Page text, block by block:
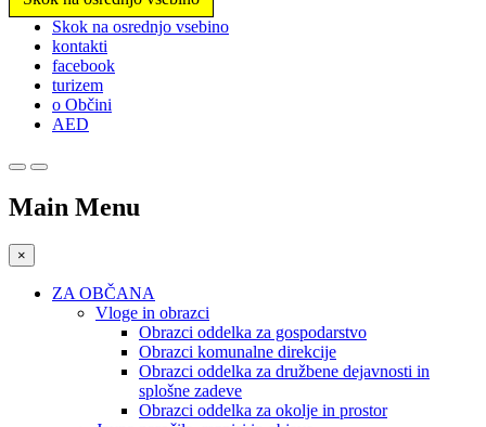
Prosimo,
upoštevajte:
spletno
mesto
vključuje
sistem
Skok na osrednjo vsebino
kontakti
facebook
turizem
o Občini
AED
Main Menu
×
ZA OBČANA
Vloge in obrazci
Obrazci oddelka za gospodarstvo
Obrazci komunalne direkcije
Obrazci oddelka za družbene dejavnosti in
splošne zadeve
Obrazci oddelka za okolje in prostor